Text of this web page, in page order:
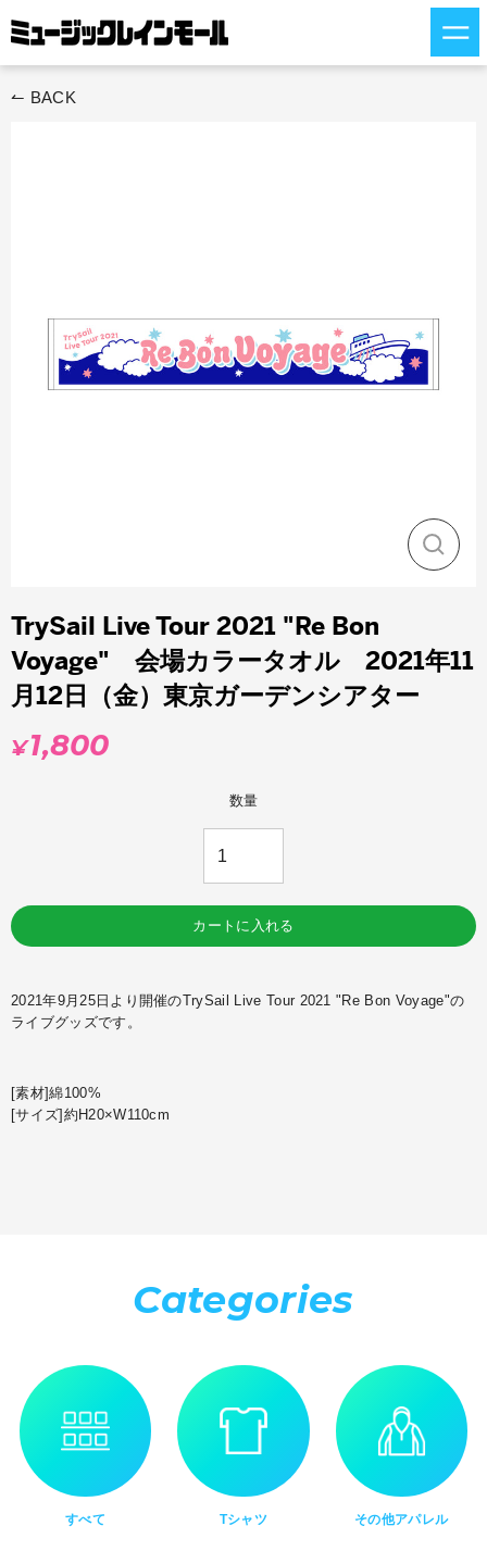
キ
す↼ BACK
閉
TrySail Live Tour 2021 "Re Bon
Voyage" 会場カラータオル 2021年11
月12日（金）東京ガーデンシアター
通
¥1,800
数量
カートに入れる
2021年9月25日より開催のTrySail Live Tour 2021 "Re Bon Voyage"の
ライブグッズです。
[素材]綿100%
[サイズ]約H20×W110cm
Categories
すべて Tシャツ その他アパレル